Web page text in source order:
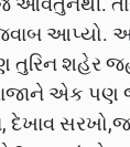
જવાબ
તુરિન શહેર
એક પણ
દેખાવ